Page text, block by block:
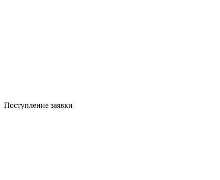
Поступление заявки